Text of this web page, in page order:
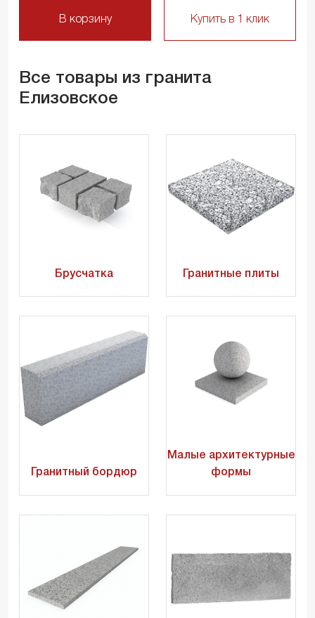
В корзину Купить в 1 клик
Все товары из гранита
Елизовское
Брусчатка Гранитные плиты
Гранитный бордюр
Малые архитектурные
формы